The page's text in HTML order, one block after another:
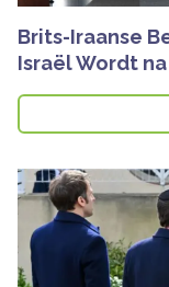
Brits-Iraanse
Israël Wordt